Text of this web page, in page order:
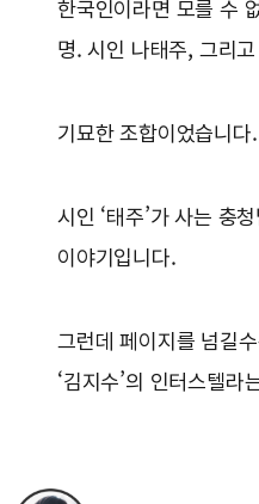
한국인이라면 모를 수
명. 시인 나태주, 그리
기묘한 조합이었습니
시인 ‘태주’가 사는 충
이야기입니다.
그런데 페이지를 넘길
‘김지수’의 인터스텔